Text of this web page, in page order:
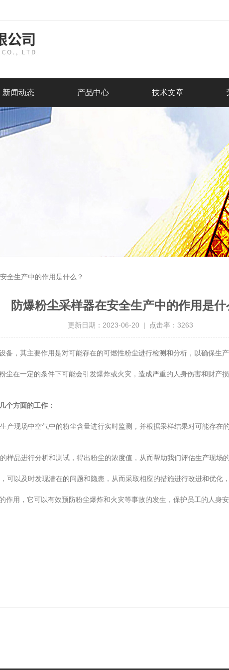
新闻动态 产品中心 技术文章
全生产中的作用是什么？
防爆粉尘采样器在安全生产中的作用是什
更新日期：2023-06-20 | 点击率：3263
备，其主要作用是对可能存在的可燃性粉尘进行检测和分析，以确保生产
一定的条件下可能会引发爆炸或火灾，造成严重的人身伤害和财产
方面的工作：
现场中空气中的粉尘含量进行实时监测，并根据采样结果对可能存在
品进行分析和测试，得出粉尘的浓度值，从而帮助我们评估生产现场的
以及时发现潜在的问题和隐患，从而采取相应的措施进行改进和优化，
作用，它可以有效预防粉尘爆炸和火灾等事故的发生，保护员工的人身安